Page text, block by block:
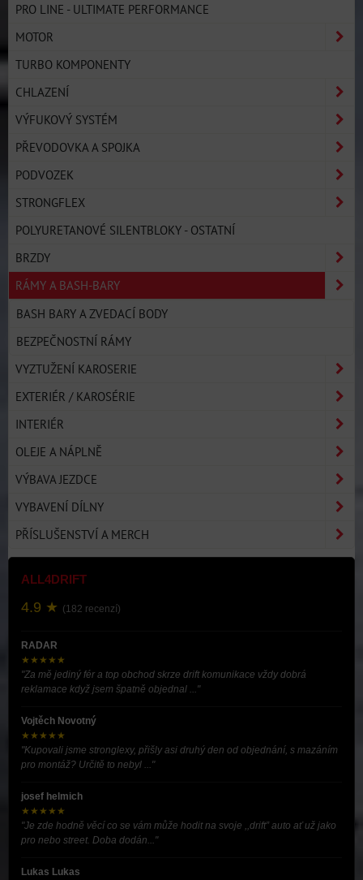
PRO LINE - ULTIMATE PERFORMANCE
MOTOR
TURBO KOMPONENTY
CHLAZENÍ
VÝFUKOVÝ SYSTÉM
PŘEVODOVKA A SPOJKA
PODVOZEK
STRONGFLEX
POLYURETANOVÉ SILENTBLOKY - OSTATNÍ
BRZDY
RÁMY A BASH-BARY
BASH BARY A ZVEDACÍ BODY
BEZPEČNOSTNÍ RÁMY
VYZTUŽENÍ KAROSERIE
EXTERIÉR / KAROSÉRIE
INTERIÉR
OLEJE A NÁPLNĚ
VÝBAVA JEZDCE
VYBAVENÍ DÍLNY
PŘÍSLUŠENSTVÍ A MERCH
ALL4DRIFT
4.9 ★ (182 recenzí)
RADAR
★★★★★
"Za mě jediný fér a top obchod skrze drift komunikace vždy dobrá
reklamace když jsem špatně objednal ..."
Vojtěch Novotný
★★★★★
"Kupovali jsme stronglexy, přišly asi druhý den od objednání, s mazáním
pro montáž? Určitě to nebyl ..."
josef helmich
★★★★★
"Je zde hodně věcí co se vám může hodit na svoje ,,drift” auto ať už jako
pro nebo street. Doba dodán..."
Lukas Lukas